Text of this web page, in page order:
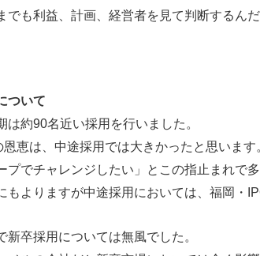
でも利益、計画、経営者を見て判断するんだ
ついて
は約90名近い採用を行いました。
恩恵は、中途採用では大きかったと思います
プでチャレンジしたい」とこの指止まれで
もよりますが中途採用においては、福岡・
新卒採用については無風でした。